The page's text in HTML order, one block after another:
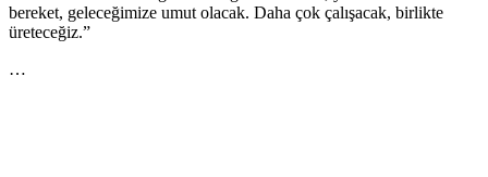
bereket, geleceğimize umut olacak. Daha çok çalışacak, birlikte
üreteceğiz.”
…